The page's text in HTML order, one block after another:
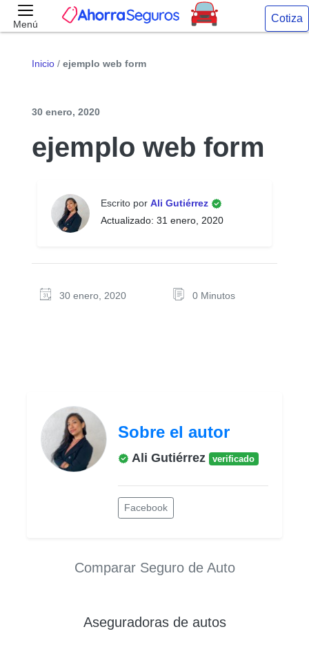
Menú Cotiza
Inicio / ejemplo web form
30 enero, 2020
ejemplo web form
Escrito por Ali Gutiérrez
Actualizado: 31 enero, 2020
30 enero, 2020 0 Minutos
Sobre el autor
Ali Gutiérrez verificado
Facebook
Comparar Seguro de Auto
Aseguradoras de autos